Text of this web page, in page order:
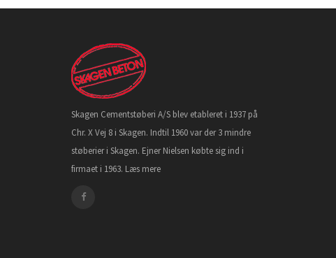
Skagen Cementstøberi A/S blev etableret i 1937 på
Chr. X Vej 8 i Skagen. Indtil 1960 var der 3 mindre
støberier i Skagen. Ejner Nielsen købte sig ind i
firmaet i 1963. Læs mere